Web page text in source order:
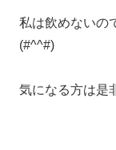
私は飲めないの
(#^^#)
気になる方は是